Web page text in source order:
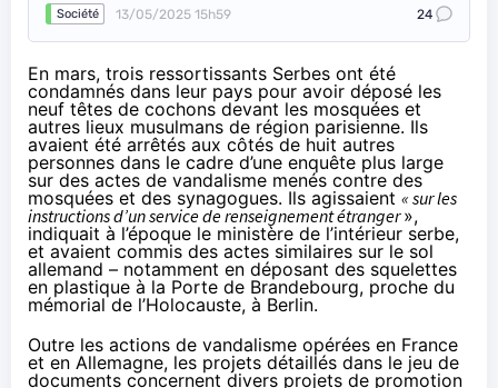
Société 13/05/2025 15h59 24
En mars, trois ressortissants Serbes ont été
condamnés dans leur pays pour avoir déposé les
neuf têtes de cochons devant les mosquées et
autres lieux musulmans de région parisienne. Ils
avaient été arrêtés aux côtés de huit autres
personnes dans le cadre d’une enquête plus large
sur des actes de vandalisme menés contre des
mosquées et des synagogues. Ils agissaient « sur les
instructions d’un service de renseignement étranger»,
indiquait à l’époque le ministère de l’intérieur serbe,
et avaient commis des actes similaires sur le sol
allemand – notamment en déposant des squelettes
en plastique à la Porte de Brandebourg, proche du
mémorial de l’Holocauste, à Berlin.
Outre les actions de vandalisme opérées en France
et en Allemagne, les projets détaillés dans le jeu de
documents concernent divers projets de promotion